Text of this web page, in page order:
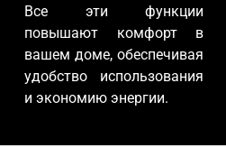
Все эти функции
повышают комфорт в
вашем доме, обеспечивая
удобство использования
и экономию энергии.